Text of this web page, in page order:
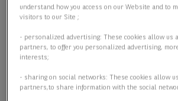
understand how you access on our Website and to
visitors to our Site ;
- personalized advertising: These cookies allow us
partners, to offer you personalized advertising,
interests;
- sharing on social networks: These cookies allow
partners,to share information with the social